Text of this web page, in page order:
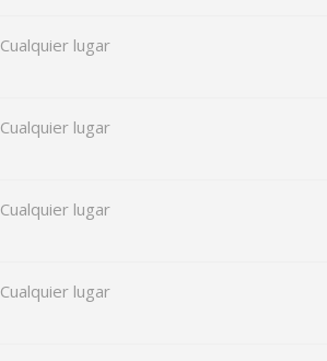
Cualquier lugar
Cualquier lugar
Cualquier lugar
Cualquier lugar